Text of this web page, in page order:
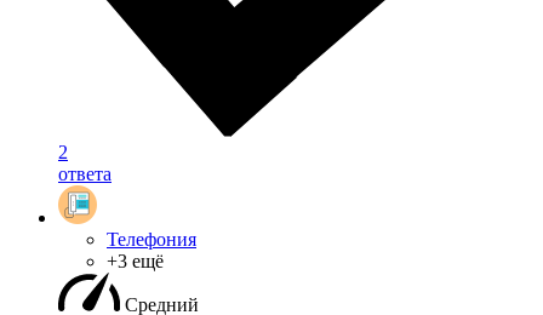
2
ответа
Телефония
+3 ещё
Средний